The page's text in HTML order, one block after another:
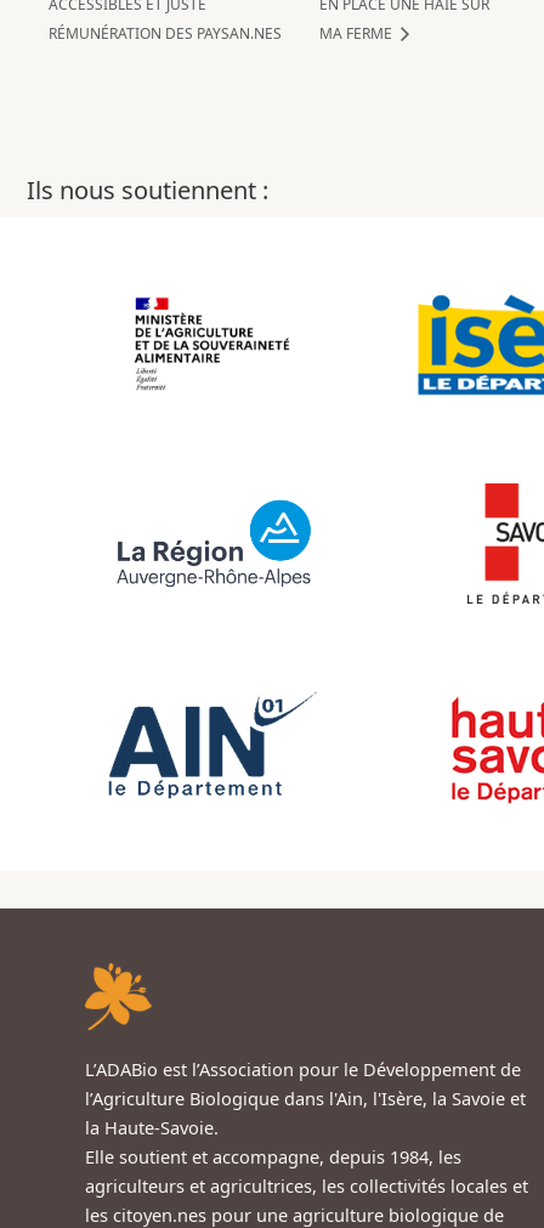
ACCESSIBLES ET JUSTE
RÉMUNÉRATION DES PAYSAN.NES
EN PLACE UNE HAIE SUR
MA FERME
Ils nous soutiennent :
L’ADABio est l’Association pour le Développement de
l’Agriculture Biologique dans l'Ain, l'Isère, la Savoie et
la Haute-Savoie.
Elle soutient et accompagne, depuis 1984, les
agriculteurs et agricultrices, les collectivités locales et
les citoyen.nes pour une agriculture biologique de